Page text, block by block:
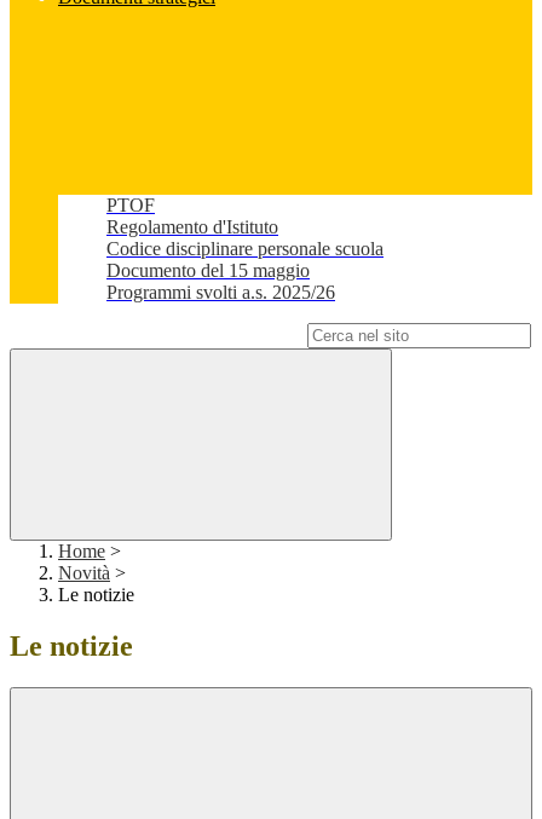
PTOF
Regolamento d'Istituto
Codice disciplinare personale scuola
Documento del 15 maggio
Programmi svolti a.s. 2025/26
Home >
Novità >
Le notizie
Le notizie